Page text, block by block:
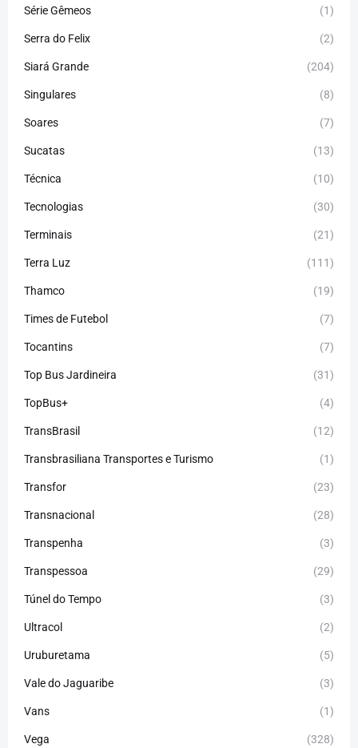
Série Gêmeos (1)
Serra do Felix (2)
Siará Grande (204)
Singulares (8)
Soares (7)
Sucatas (13)
Técnica (10)
Tecnologias (30)
Terminais (21)
Terra Luz (111)
Thamco (19)
Times de Futebol (7)
Tocantins (7)
Top Bus Jardineira (31)
TopBus+ (4)
TransBrasil (12)
Transbrasiliana Transportes e Turismo (1)
Transfor (23)
Transnacional (28)
Transpenha (3)
Transpessoa (29)
Túnel do Tempo (3)
Ultracol (2)
Uruburetama (5)
Vale do Jaguaribe (3)
Vans (1)
Vega (328)